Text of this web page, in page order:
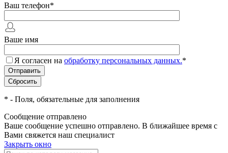
Ваш телефон*
Ваше имя
Я согласен на обработку персональных данных.*
* - Поля, обязательные для заполнения
Сообщение отправлено
Ваше сообщение успешно отправлено. В ближайшее время с
Вами свяжется наш специалист
Закрыть окно